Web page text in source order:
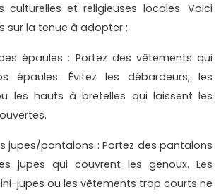
culturelles et religieuses locales. Voici
sur la tenue à adopter :
épaules : Portez des vêtements qui
épaules. Évitez les débardeurs, les
les hauts à bretelles qui laissent les
jupes/pantalons : Portez des pantalons
jupes qui couvrent les genoux. Les
jupes ou les vêtements trop courts ne